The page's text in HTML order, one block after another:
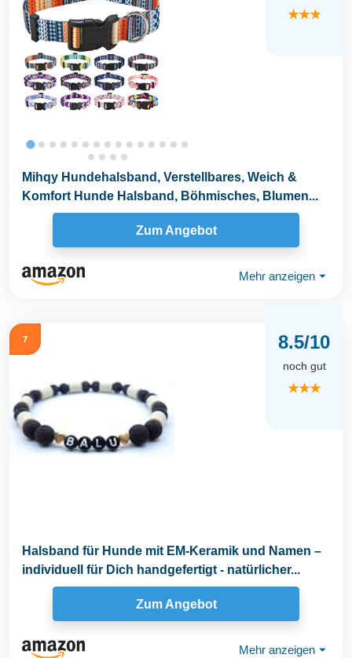
★★★
Mihqy Hundehalsband, Verstellbares, Weich &
Komfort Hunde Halsband, Böhmisches, Blumen...
Zum Angebot
Mehr anzeigen ⏷
7 8.5/10
noch gut
★★★
Halsband für Hunde mit EM-Keramik und Namen –
individuell für Dich handgefertigt - natürlicher...
Zum Angebot
Mehr anzeigen ⏷